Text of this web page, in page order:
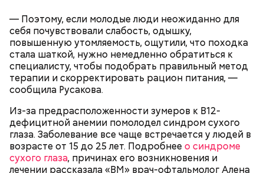
— Поэтому, если молодые люди неожиданно для
себя почувствовали слабость, одышку,
повышенную утомляемость, ощутили, что походка
стала шаткой, нужно немедленно обратиться к
специалисту, чтобы подобрать правильный метод
терапии и скорректировать рацион питания, —
сообщила Русакова.
Из-за предрасположенности зумеров к B12-
дефицитной анемии помолодел синдром сухого
глаза. Заболевание все чаще встречается у людей в
возрасте от 15 до 25 лет. Подробнее о синдроме
сухого глаза, причинах его возникновения и
лечении рассказала «ВМ» врач-офтальмолог Алена
беременным, кормящим женщинам;
людям с ослабленной иммунной системой;
пожилым;
детям.